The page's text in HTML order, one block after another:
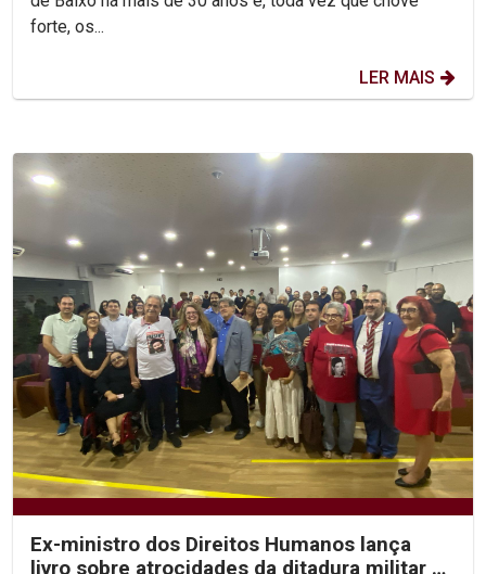
forte, os...
LER MAIS
Ex-ministro dos Direitos Humanos lança
livro sobre atrocidades da ditadura militar no